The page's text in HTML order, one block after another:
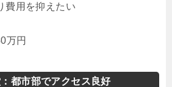
費用を抑えたい
万円
都市部でアクセス良好